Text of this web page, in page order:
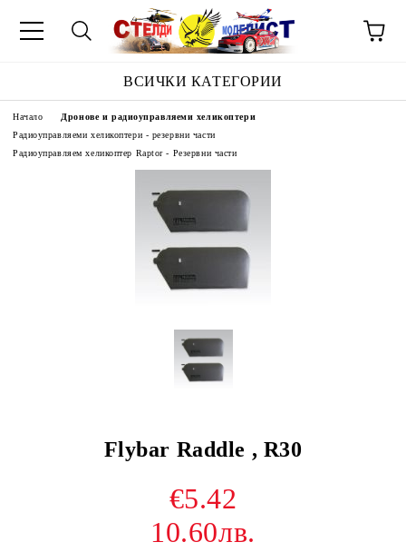
ВСИЧКИ КАТЕГОРИИ
Начало
Дронове и радиоуправляеми хеликоптери
Радиоуправляеми хеликоптери - резервни части
Радиоуправляем хеликоптер Raptor - Резервни части
Flybar Raddle , R30
€5.42
10.60лв.